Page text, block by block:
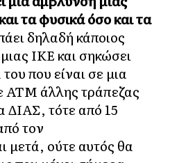
τα φυσικά όσο και τα
δηλαδή κάποιος
ΙΚΕ και σηκώσει
που είναι σε μια
ΑΤΜ άλλης τράπεζας
ΔΙΑΣ, τότε από 15
τον
μετά, ούτε αυτός θα